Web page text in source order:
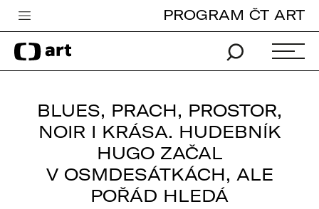
Česká televize
Zpravodajství
iVysílání
Pro děti
PROGRAM ČT ART
BLUES, PRACH, PROSTOR,
NOIR I KRÁSA. HUDEBNÍK
HUGO ZAČAL
V OSMDESÁTKÁCH, ALE
POŘÁD HLEDÁ